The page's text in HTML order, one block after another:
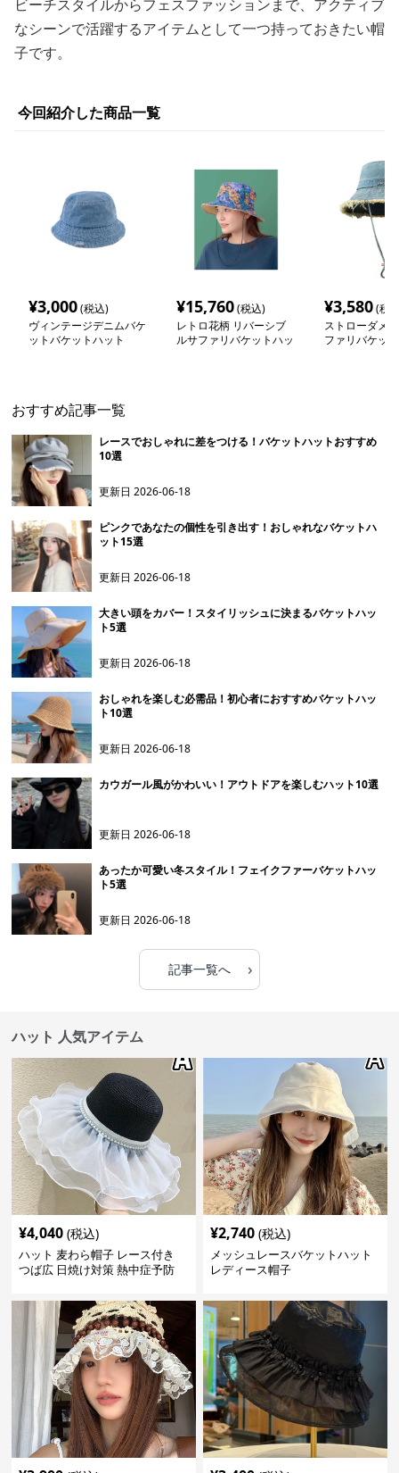
ビーチスタイルからフェスファッションまで、アクティブ
なシーンで活躍するアイテムとして一つ持っておきたい帽
子です。
今回紹介した商品一覧
¥3,000(税込)
ヴィンテージデニムバケ
ットバケットハット
¥15,760(税込)
レトロ花柄 リバーシブ
ルサファリバケットハッ
¥3,580(税
ストローダメ
ファリバケッ
おすすめ記事一覧
レースでおしゃれに差をつける！バケットハットおすすめ
10選
更新日2026-06-18
ピンクであなたの個性を引き出す！おしゃれなバケットハ
ット15選
更新日2026-06-18
大きい頭をカバー！スタイリッシュに決まるバケットハッ
ト5選
更新日2026-06-18
おしゃれを楽しむ必需品！初心者におすすめバケットハッ
ト10選
更新日2026-06-18
カウガール風がかわいい！アウトドアを楽しむハット10選
更新日2026-06-18
あったか可愛い冬スタイル！フェイクファーバケットハッ
ト5選
更新日2026-06-18
記事一覧へ ›
ハット 人気アイテム
¥4,040 (税込)
ハット 麦わら帽子 レース付き
つば広 日焼け対策 熱中症予防
¥2,740 (税込)
メッシュレースバケットハット
レディース帽子